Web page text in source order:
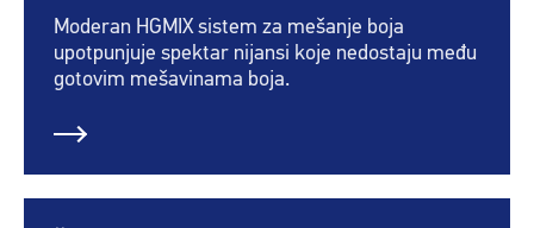
Moderan HGMIX sistem za mešanje boja
upotpunjuje spektar nijansi koje nedostaju među
gotovim mešavinama boja.